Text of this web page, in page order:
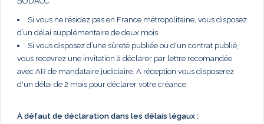
Si vous ne résidez pas en France métropolitaine, vous disposez
d’un délai supplémentaire de deux mois.
Si vous disposez d’une sûreté publiée ou d'un contrat publié,
vous recevrez une invitation à déclarer par lettre recomandée
avec AR de mandataire judiciaire. A réception vous disposerez
d'un délai de 2 mois pour déclarer votre créance.
À défaut de déclaration dans les délais légaux :